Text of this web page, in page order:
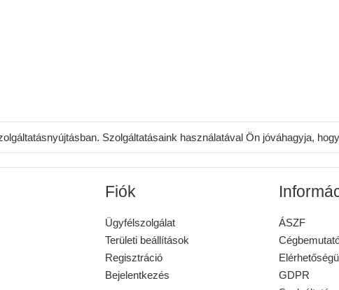
Szolgáltatásaink használatával Ön jóváhagyja,
Fiók
Ügyfélszolgálat
Területi beállítások
Regisztráció
Bejelentkezés
ÁSZF
GDPR